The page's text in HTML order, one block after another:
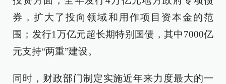
券，扩大了投向领域和用作项目资本金的范
围；发行1万亿元超长期特别国债，其中7000亿
元支持“两重”建设。
同时，财政部门制定实施近年来力度最大的一